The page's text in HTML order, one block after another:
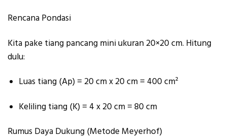
Rencana Pondasi
Kita pake tiang pancang mini ukuran 20×20 cm. Hitung
dulu:
Luas tiang (Ap) = 20 cm x 20 cm = 400 cm²
Keliling tiang (K) = 4 x 20 cm = 80 cm
Rumus Daya Dukung (Metode Meyerhof)